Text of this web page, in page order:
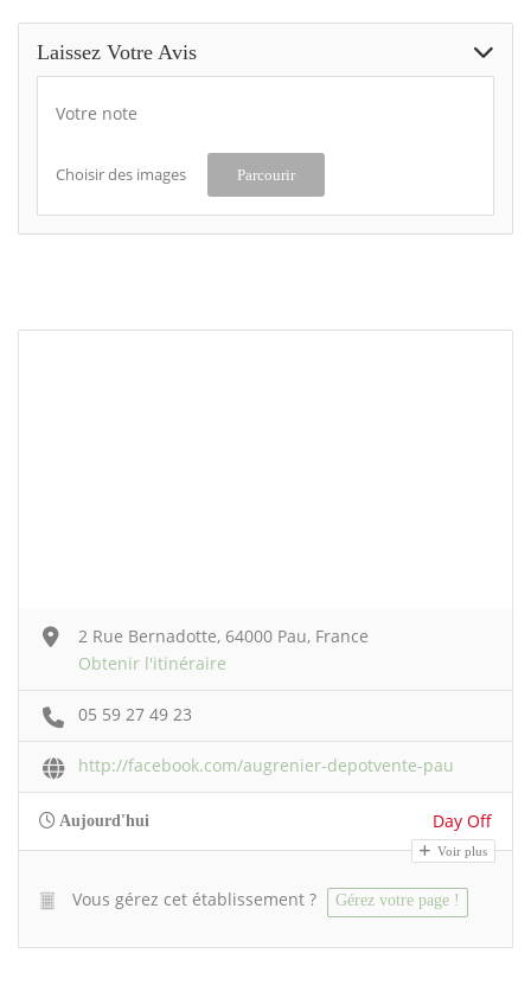
Laissez Votre Avis
Votre note
Choisir des images Parcourir
2 Rue Bernadotte, 64000 Pau, France
Obtenir l'itinéraire
05 59 27 49 23
http://facebook.com/augrenier-depotvente-pau
Aujourd'hui Day Off
Voir plus
Vous gérez cet établissement ? Gérez votre page !